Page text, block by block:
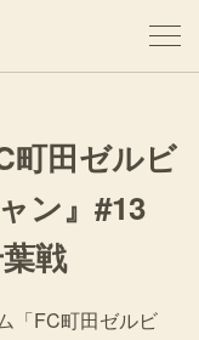
町田ゼルビ
ン』#13
戦
「FC町田ゼルビ